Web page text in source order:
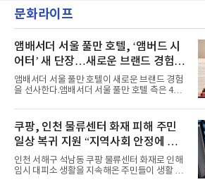
했다. “내 티, 5 bucks 바지는, 만원” 등 멤버들
의 라이프 스타일
MBC '쇼! 음악중심', SBS '인기가요' 등 주요 음
악방송 무대에 올라 화려한 퍼포먼스를 펼쳤다.
력을 앞세워 매 무대 색다른 볼거리를 선사했다.
특히 화사한 파스텔 톤의 비치웨어부터 청량한
마린룩, 햇살 아래 반짝이는 물결을 연상시키는
스커트, 강렬한 붉은 계열의 스타일링까지 각기
다른 매력을 선보였다. 브브걸은 다채로운 여름
패션을 완벽하게 소화하며 보
문화라이프
앰배서더 서울 풀만 호텔, ‘앰버드 시
어터’ 새 단장…새로운 브랜드 경험 선
사
앰배서더 서울 풀만 호텔이 새로운 브랜드 경험
을 선사한다.앰배서더 서울 풀만 호텔 측은 4일
이야기를 담은 인형 극장 콘셉트의 공간 ‘앰버드
시어터(Ambird Theater)’를 새롭게 선보인
다”고 밝혔다.앰배서더 서울 풀만 호텔은 로비
한편에 마련된 앰버드 존을 통해 앰버드의 세계
관을 소개해왔다. 앰버드 존은 앰버드가 우주여
행 중 수집한 다양한 굿즈를 전시한 '앰버드 플래
닛(Ambird Planet)과 계절별 플라워 연출로 사
쿠팡, 인천 물류센터 화재 피해 주민
일상 복귀 지원 “지역사회 안정에 총
력”
인천 서해구 석남동 쿠팡 물류센터 화재로 인해
임시 대피소 생활을 지속해온 주민들이 생활 터